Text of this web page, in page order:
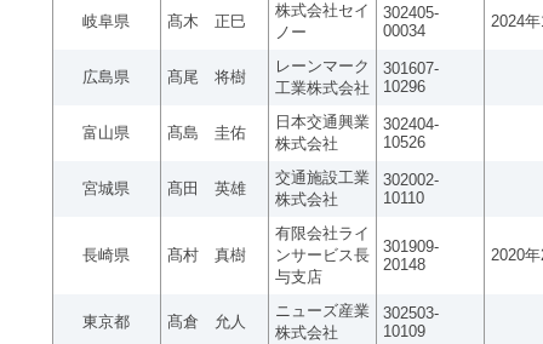
岐阜県 髙木 正巳
株式会社セイ
ノー
302405-
00034
2024
広島県 髙尾 将樹
レーンマーク
工業株式会社
301607-
10296
富山県 髙島 圭佑
日本交通興業
株式会社
302404-
10526
宮城県 髙田 英雄
交通施設工業
株式会社
302002-
10110
長崎県 髙村 真樹
有限会社ライ
ンサービス長
与支店
301909-
20148
2020
東京都 髙倉 允人
ニューズ産業
株式会社
302503-
10109